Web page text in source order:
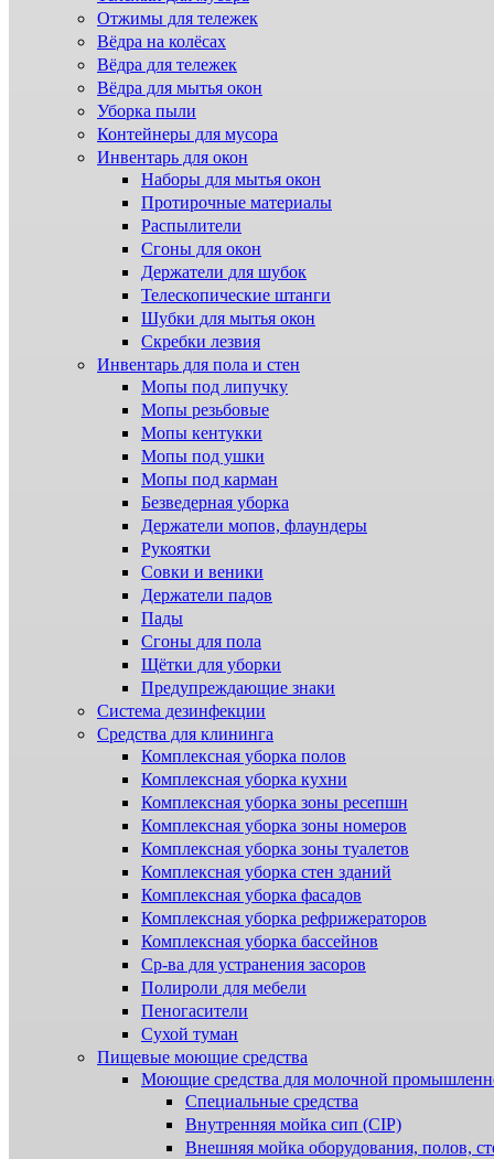
Отжимы для тележек
Вёдра на колёсах
Вёдра для тележек
Вёдра для мытья окон
Уборка пыли
Контейнеры для мусора
Инвентарь для окон
Наборы для мытья окон
Протирочные материалы
Распылители
Сгоны для окон
Держатели для шубок
Телескопические штанги
Шубки для мытья окон
Скребки лезвия
Инвентарь для пола и стен
Мопы под липучку
Мопы резьбовые
Мопы кентукки
Мопы под ушки
Мопы под карман
Безведерная уборка
Держатели мопов, флаундеры
Рукоятки
Совки и веники
Держатели падов
Пады
Сгоны для пола
Щётки для уборки
Предупреждающие знаки
Система дезинфекции
Cредства для клининга
Комплексная уборка полов
Комплексная уборка кухни
Комплексная уборка зоны ресепшн
Комплексная уборка зоны номеров
Комплексная уборка зоны туалетов
Комплексная уборка стен зданий
Комплексная уборка фасадов
Комплексная уборка рефрижераторов
Комплексная уборка бассейнов
Ср-ва для устранения засоров
Полироли для мебели
Пеногасители
Сухой туман
Пищевые моющие средства
Моющие средства для молочной
Специальные средства
Внутренняя мойка сип (CIP)
Внешняя мойка оборудования, полов,